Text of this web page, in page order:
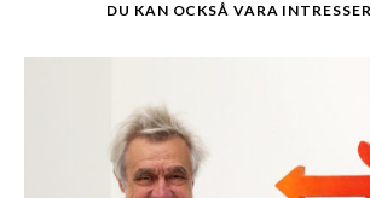
DU KAN OCKSÅ VARA